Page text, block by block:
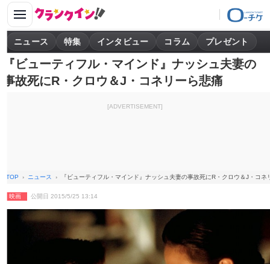
ニュース 特集 インタビュー コラム プレゼント
『ビューティフル・マインド』ナッシュ夫妻の
事故死にR・クロウ＆J・コネリーら悲痛
[ADVERTISEMENT]
TOP ニュース 『ビューティフル・マインド』ナッシュ夫妻の事故死にR・クロウ＆J・コネ
映画 公開日 2015/5/25 13:14